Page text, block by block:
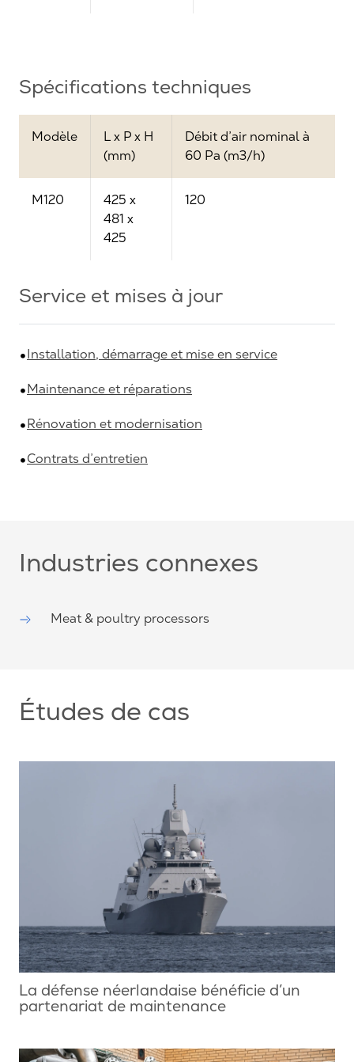
Spécifications techniques
Modèle
L x P x H
(mm)
Débit d’air nominal à
60 Pa (m3/h)
M120
425 x
481 x
425
120
Service et mises à jour
Installation, démarrage et mise en service
Maintenance et réparations
Rénovation et modernisation
Contrats d’entretien
Industries connexes
Meat & poultry processors
Études de cas
La défense néerlandaise bénéficie d’un
partenariat de maintenance